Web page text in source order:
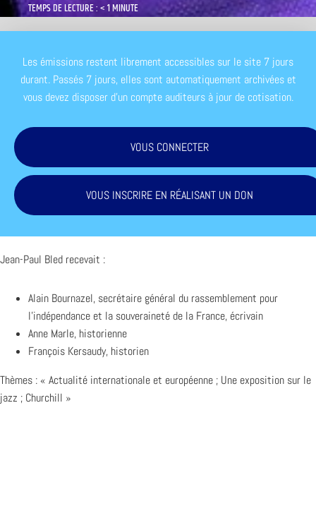
TEMPS DE LECTURE : < 1 MINUTE
Les émissions restent librement accessibles sur le site 7 jours
durant. Passés 7 jours, elles sont automatiquement archivées et
vous devez disposer d'un compte auditeurs à jour de cotisation.
VOUS CONNECTER
VOUS INSCRIRE EN RÉALISANT UN DON
Jean-Paul Bled recevait :
Alain Bournazel, secrétaire général du rassemblement pour
l’indépendance et la souveraineté de la France, écrivain
Anne Marle, historienne
François Kersaudy, historien
Thèmes : « Actualité internationale et européenne ; Une exposition sur le
jazz ; Churchill »